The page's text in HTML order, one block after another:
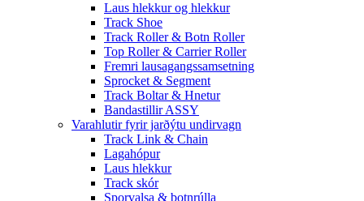
Laus hlekkur og hlekkur
Track Shoe
Track Roller & Botn Roller
Top Roller & Carrier Roller
Fremri lausagangssamsetning
Sprocket & Segment
Track Boltar & Hnetur
Bandastillir ASSY
Varahlutir fyrir jarðýtu undirvagn
Track Link & Chain
Lagahópur
Laus hlekkur
Track skór
Sporvalsa & botnrúlla